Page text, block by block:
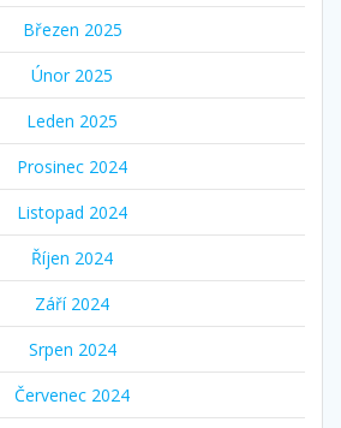
Březen 2025
Únor 2025
Leden 2025
Prosinec 2024
Listopad 2024
Říjen 2024
Září 2024
Srpen 2024
Červenec 2024